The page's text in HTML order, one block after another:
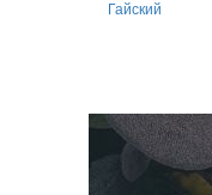
Гайский